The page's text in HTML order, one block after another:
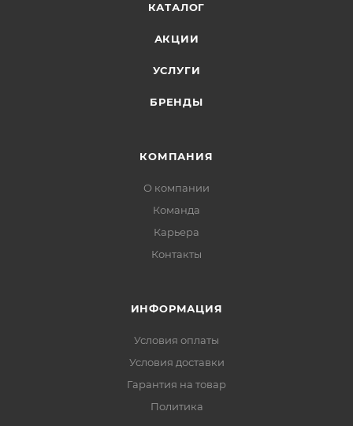
КАТАЛОГ
АКЦИИ
УСЛУГИ
БРЕНДЫ
КОМПАНИЯ
О компании
Команда
Карьера
Контакты
ИНФОРМАЦИЯ
Условия оплаты
Условия доставки
Гарантия на товар
Политика